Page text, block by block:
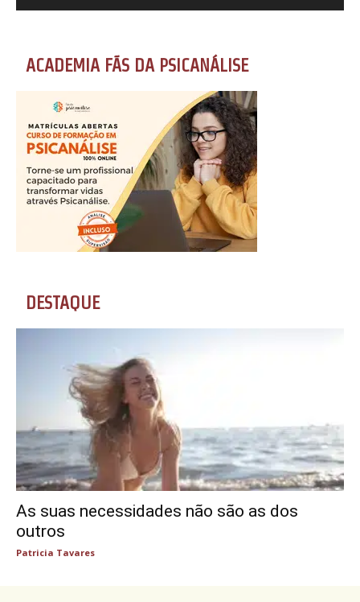
ACADEMIA FÃS DA PSICANÁLISE
DESTAQUE
As suas necessidades não são as dos
outros
Patricia Tavares